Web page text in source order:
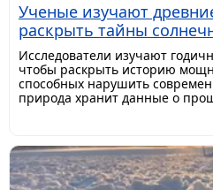
Ученые изучают
раскрыть тайны
Исследователи изучают
чтобы раскрыть историю
способных нарушить
природа хранит данные о